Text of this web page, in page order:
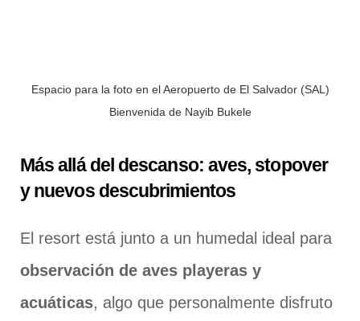
Espacio para la foto en el Aeropuerto de El Salvador (SAL)
Bienvenida de Nayib Bukele
Más allá del descanso: aves, stopover
y nuevos descubrimientos
El resort está junto a un humedal ideal para
observación de aves playeras y
acuáticas, algo que personalmente disfruto